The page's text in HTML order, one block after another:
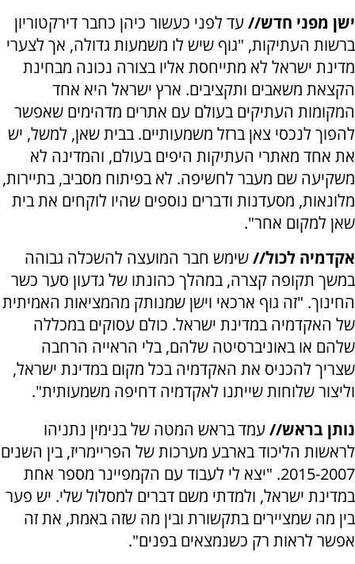
ישן מפני חדש// עד לפני כעשור כיהן כחבר דירקטוריון
ברשות העתיקות, "גוף שיש לו משמעות גדולה, אך לצערי
מדינת ישראל לא מתייחסת אליו בצורה נכונה מבחינת
הקצאת משאבים ותקציבים. ארץ ישראל היא אחד
המקומות העתיקים בעולם עם אתרים מדהימים שאפשר
להפוך לנכסי צאן ברזל משמעותיים. בבית שאן, למשל, יש
את אחד מאתרי העתיקות היפים בעולם, והמדינה לא
משקיעה שם מעבר לחשיפה. לא בפיתוח מסביב, בתיירות,
מלונאות, מסעדנות ודברים נוספים שהיו לוקחים את בית
שאן למקום אחר".
אקדמיה לכול//שימש חבר המועצה להשכלה גבוהה
במשך תקופה קצרה, במהלך כהונתו של גדעון סער כשר
החינוך. "זה גוף ארכאי וישן שמנותק מהמציאות האמיתית
של האקדמיה במדינת ישראל. כולם עסוקים במכללה
שלהם או באוניברסיטה שלהם, בלי הראייה הרחבה
שצריך להכניס את האקדמיה בכל מקום במדינת ישראל,
וליצור שלוחות שייתנו לאקדמיה דחיפה משמעותית".
נותן בראש// עמד בראש המטה של בנימין נתניהו
לראשות הליכוד בארבע מערכות של הפריימריז, בין השנים
2015-2007. "יצא לי לעבוד עם הקמפיינר מספר אחת
במדינת ישראל, ולמדתי משם דברים למסלול שלי. יש פער
בין מה שמציירים בתקשורת ובין מה שזה באמת, את זה
אפשר לראות רק כשנמצאים בפנים".